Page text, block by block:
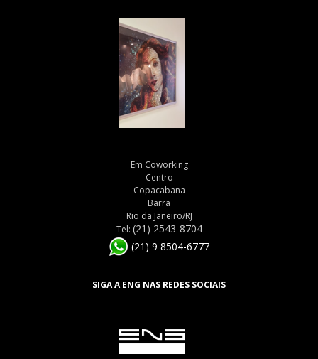
Em Coworking
Centro
Copacabana
Barra
Rio da Janeiro/RJ
Tel: (21) 2543-8704
(21) 9 8504-6777
SIGA A ENG NAS REDES SOCIAIS